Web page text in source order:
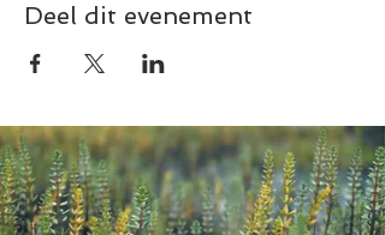
Deel dit evenement